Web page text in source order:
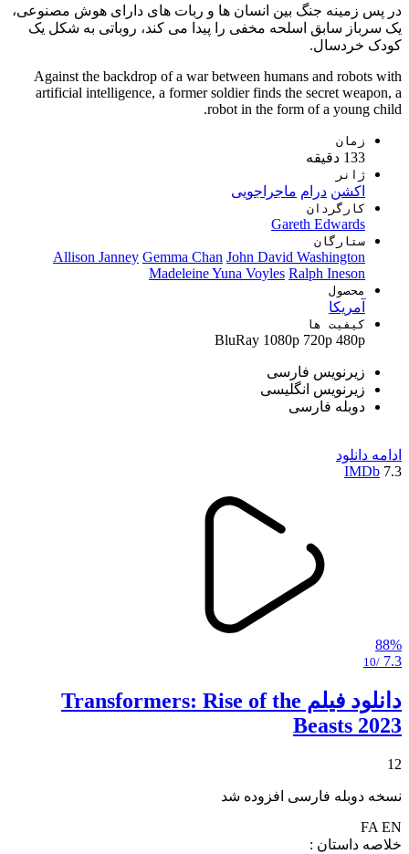
در پس زمینه جنگ بین انسان ها و ربات های دارای هوش مصنوعی،
یک سرباز سابق اسلحه مخفی را پیدا می کند، روباتی به شکل یک
کودک خردسال.
Against the backdrop of a war between humans and robots with
artificial intelligence, a former soldier finds the secret weapon, a
robot in the form of a young child.
زمان
133 دقیقه
ژانر
اکشن درام ماجراجویی
کارگردان
Gareth Edwards
ستارگان
Allison Janney Gemma Chan John David Washington
Madeleine Yuna Voyles Ralph Ineson
محصول
آمریکا
کیفیت ها
BluRay 1080p 720p 480p
زیرنویس فارسی
زیرنویس انگلیسی
دوبله فارسی
ادامه دانلود
7.3
IMDb
88%
7.3
/10
دانلود فیلم Transformers: Rise of the
Beasts 2023
12
نسخه دوبله فارسی افزوده شد
FA EN
خلاصه داستان :